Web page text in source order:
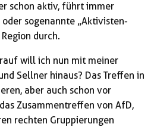
schon aktiv, führt immer
sogenannte „Aktivisten-
durch.
will ich nun mit meiner
Sellner hinaus? Das Treffen in
aber auch schon vor
Zusammentreffen von AfD,
rechten Gruppierungen